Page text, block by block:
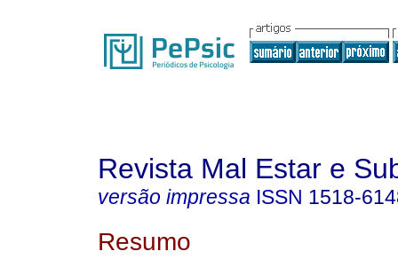
Revista Mal Estar e
versão impressa ISSN 1518-
Resumo